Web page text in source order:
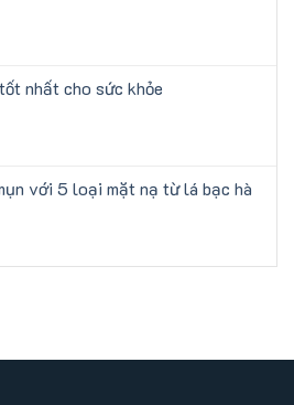
nhất cho sức khỏe
với 5 loại mặt nạ từ lá bạc hà